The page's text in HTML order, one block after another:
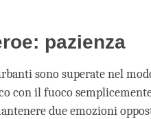
pazienza
sono superate nel
con il fuoco
due emozioni